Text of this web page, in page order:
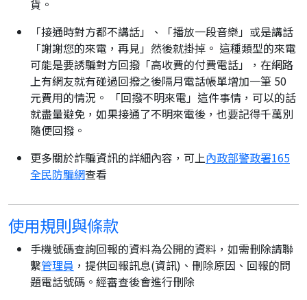
貨。
「接通時對方都不講話」、「播放一段音樂」或是講話
「謝謝您的來電，再見」然後就掛掉。 這種類型的來電
可能是要誘騙對方回撥「高收費的付費電話」，在網路
上有網友就有碰過回撥之後隔月電話帳單增加一筆 50
元費用的情況。 「回撥不明來電」這件事情，可以的話
就盡量避免，如果接通了不明來電後，也要記得千萬別
隨便回撥。
更多關於詐騙資訊的詳細內容，可上內政部警政署165
全民防騙網查看
使用規則與條款
手機號碼查詢回報的資料為公開的資料，如需刪除請聯
繫管理員 ，提供回報訊息(資訊)、刪除原因、回報的問
題電話號碼。經審查後會進行刪除